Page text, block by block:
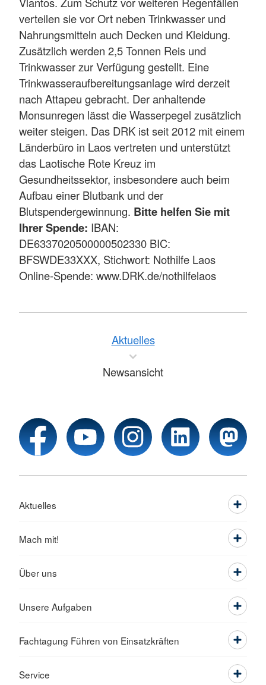
verteilen sie vor Ort neben Trinkwasser und
Nahrungsmitteln auch Decken und Kleidung.
Zusätzlich werden 2,5 Tonnen Reis und
Trinkwasser zur Verfügung gestellt. Eine
Trinkwasseraufbereitungsanlage wird derzeit
nach Attapeu gebracht. Der anhaltende
Monsunregen lässt die Wasserpegel zusätzlich
weiter steigen. Das DRK ist seit 2012 mit einem
Länderbüro in Laos vertreten und unterstützt
das Laotische Rote Kreuz im
Gesundheitssektor, insbesondere auch beim
Aufbau einer Blutbank und der
Blutspendergewinnung. Bitte helfen Sie mit
Ihrer Spende: IBAN:
DE6337020500000502330 BIC:
BFSWDE33XXX, Stichwort: Nothilfe Laos
Online-Spende: www.DRK.de/nothilfelaos
Aktuelles
Newsansicht
Aktuelles
Mach mit!
Über uns
Unsere Aufgaben
Fachtagung Führen von Einsatzkräften
Service